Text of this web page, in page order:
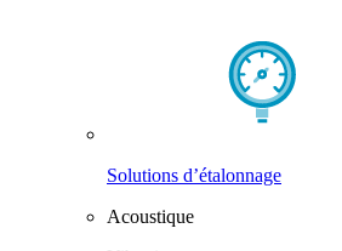
Solutions d’étalonnage
Acoustique